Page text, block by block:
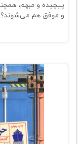
پیچیده و مبهم،
و موفق هم